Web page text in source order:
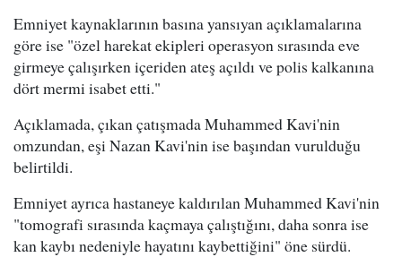
Emniyet kaynaklarının basına yansıyan açıklamalarına
göre ise "özel harekat ekipleri operasyon sırasında eve
girmeye çalışırken içeriden ateş açıldı ve polis kalkanına
dört mermi isabet etti."
Açıklamada, çıkan çatışmada Muhammed Kavi'nin
omzundan, eşi Nazan Kavi'nin ise başından vurulduğu
belirtildi.
Emniyet ayrıca hastaneye kaldırılan Muhammed Kavi'nin
"tomografi sırasında kaçmaya çalıştığını, daha sonra ise
kan kaybı nedeniyle hayatını kaybettiğini" öne sürdü.